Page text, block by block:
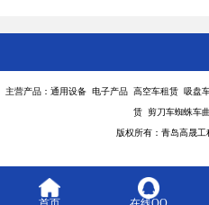
主营产品：通用设备 电子产品 高空车租赁 吸盘
赁 剪刀车蜘蛛车
版权所有：青岛高晟工